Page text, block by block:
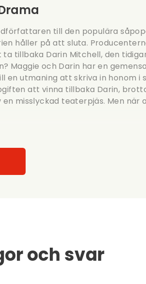
till den populära
håller på att sluta.
tillbaka Darin Mitchell, den
Maggie och Darin har en
en utmaning att skriva in honom i
att vinna tillbaka Darin,
misslyckad teaterpjäs. Men
och svar